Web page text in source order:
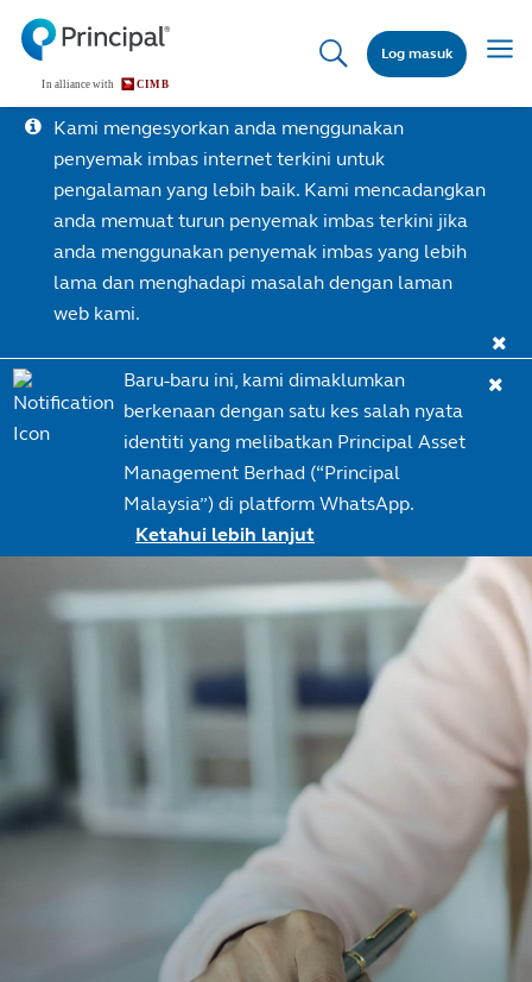
Skip
main
content
Log masuk
Kami mengesyorkan anda menggunakan
penyemak imbas internet terkini untuk
pengalaman yang lebih baik. Kami mencadangkan
anda memuat turun penyemak imbas terkini jika
anda menggunakan penyemak imbas yang lebih
lama dan menghadapi masalah dengan laman
web kami.
Baru-baru ini, kami dimaklumkan
berkenaan dengan satu kes salah nyata
identiti yang melibatkan Principal Asset
Management Berhad (“Principal
Malaysia”) di platform WhatsApp.
Ketahui lebih lanjut